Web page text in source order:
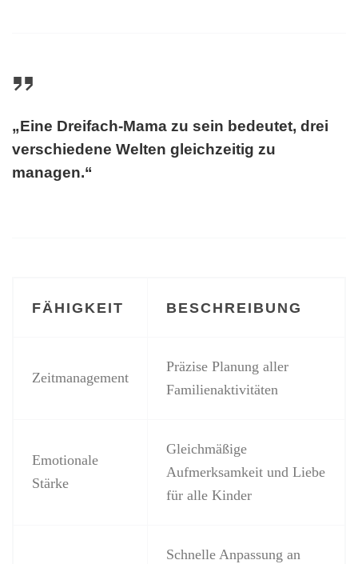
„Eine Dreifach-Mama zu sein bedeutet, drei
verschiedene Welten gleichzeitig zu
managen.“
FÄHIGKEIT BESCHREIBUNG
Zeitmanagement
Präzise Planung aller
Familienaktivitäten
Emotionale
Stärke
Gleichmäßige
Aufmerksamkeit und Liebe
für alle Kinder
Schnelle Anpassung an